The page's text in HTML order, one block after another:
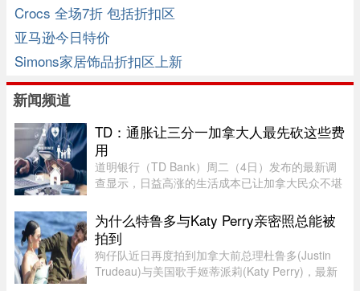
Crocs 全场7折 包括折扣区
亚马逊今日特价
Simons家居饰品折扣区上新
新闻频道
TD：通胀让三分一加拿大人最先砍这些费
用
道明银行（TD Bank）周二（4日）发布的最新调
查显示，日益高涨的生活成本已让加拿大民众不堪
Global News报道，道明保险（TD Insurance）的
数据指出，33%的加拿大民众为了节 ...
为什么特鲁多与Katy Perry亲密照总能被
拍到
狗仔队近日再度拍到加拿大前总理杜鲁多(Justin
Trudeau)与美国歌手姬蒂派莉(Katy Perry)，最新